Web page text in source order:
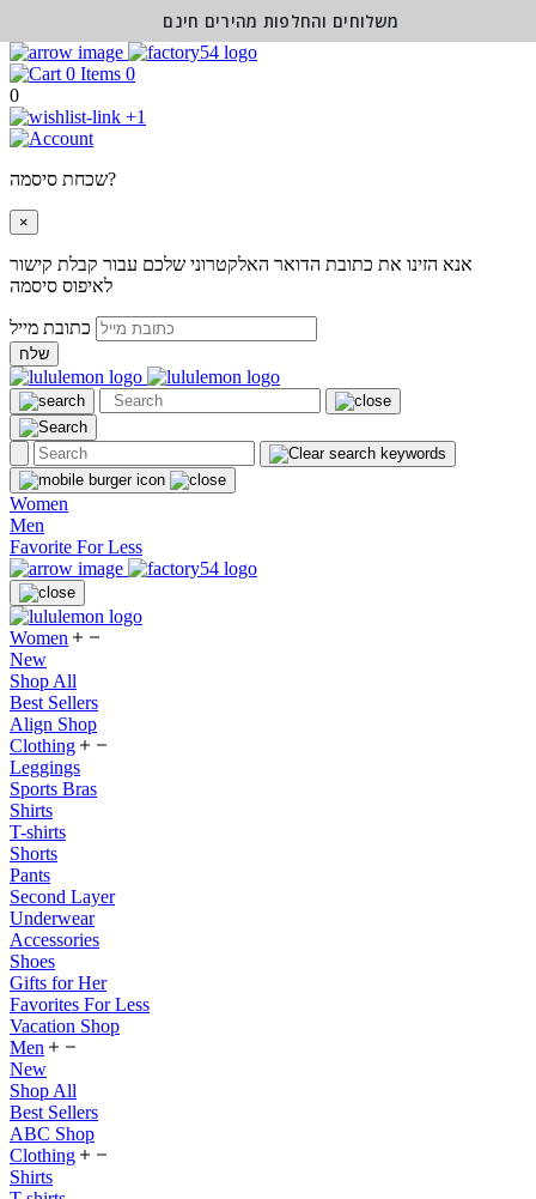
0
0
+1
שכחת סיסמה?
×
אנא הזינו את כתובת הדואר האלקטרוני שלכם עבור קבלת קישור
לאיפוס סיסמה
שלח
Women
Men
Favorite For Less
Women
New
Shop All
Best Sellers
Align Shop
Clothing
Leggings
Sports Bras
Shirts
T-shirts
Shorts
Pants
Second Layer
Underwear
Accessories
Shoes
Gifts for Her
Favorites For Less
Vacation Shop
Men
New
Shop All
Best Sellers
ABC Shop
Clothing
Shirts
משלוחים והחלפות מהירים חינם